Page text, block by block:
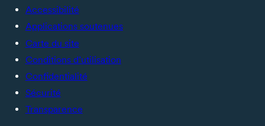
Accessibilité
Applications soutenues
Carte du site
Conditions d’utilisation
Confidentialité
Sécurité
Transparence